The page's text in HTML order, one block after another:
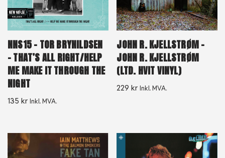
NNS15 – TOR BRYNILDSEN
– THAT’S ALL RIGHT/HELP
ME MAKE IT THROUGH THE
NIGHT
135 kr Inkl. MVA.
JOHN R. KJELLSTRØM –
JOHN R. KJELLSTRØM
(LTD. HVIT VINYL)
229kr Inkl. MVA.